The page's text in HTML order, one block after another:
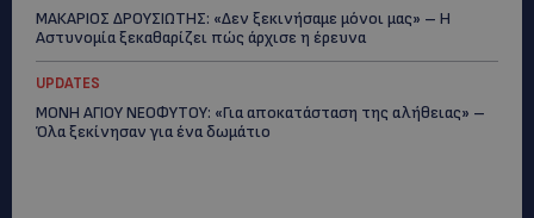
ΜΑΚΑΡΙΟΣ ΔΡΟΥΣΙΩΤΗΣ: «Δεν ξεκινήσαμε μόνοι μας» – Η
Αστυνομία ξεκαθαρίζει πώς άρχισε η έρευνα
UPDATES
ΜΟΝΗ ΑΓΙΟΥ ΝΕΟΦΥΤΟΥ: «Για αποκατάσταση της αλήθειας» –
Όλα ξεκίνησαν για ένα δωμάτιο